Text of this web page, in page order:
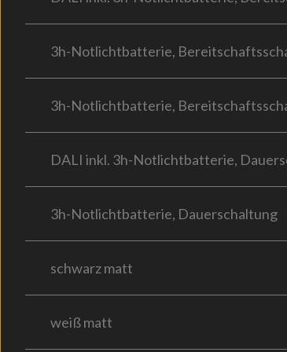
3h-Notlichtbatterie,
3h-Notlichtbatterie,
DALI inkl. 3h-Notlichtbatterie,
3h-Notlichtbatterie, Dauerschaltung
schwarz matt
weiß matt